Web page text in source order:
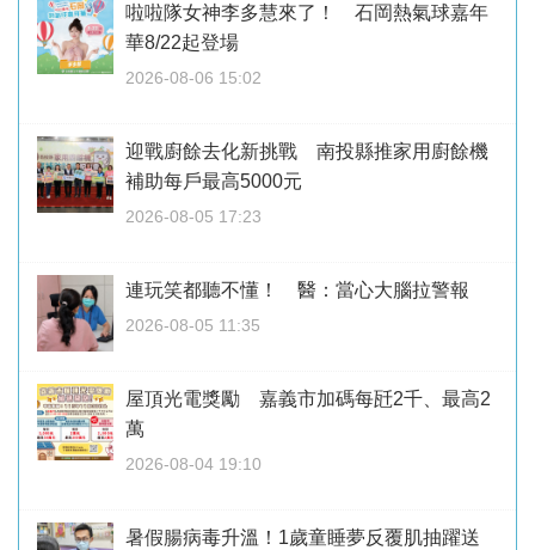
啦啦隊女神李多慧來了！ 石岡熱氣球嘉年
華8/22起登場
2026-08-06 15:02
迎戰廚餘去化新挑戰 南投縣推家用廚餘機
補助每戶最高5000元
2026-08-05 17:23
連玩笑都聽不懂！ 醫：當心大腦拉警報
2026-08-05 11:35
屋頂光電獎勵 嘉義市加碼每瓩2千、最高2
萬
2026-08-04 19:10
暑假腸病毒升溫！1歲童睡夢反覆肌抽躍送